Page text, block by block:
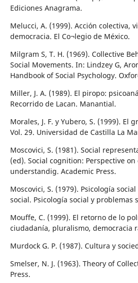
Ediciones Anagrama.
Melucci, A. (1999). Acción colectiva,
democracia. El Co¬legio de México.
Milgram S, T. H. (1969). Collective
Social Movements. In: Lindzey G,
Handbook of Social Psychology.
Miller, J. A. (1989). El piropo:
Recorrido de Lacan. Manantial.
Morales, J. F. y Yubero, S. (1999). El
Vol. 29. Universidad de Castilla La
Moscovici, S. (1981). Social
(ed). Social cognition: Perspective on
understandig. Academic Press.
Moscovici, S. (1979). Psicología
social. Psicología social y problemas
Mouffe, C. (1999). El retorno de lo
ciudadanía, pluralismo, democracia
Murdock G. P. (1987). Cultura y
Smelser, N. J. (1963). Theory of
Press.